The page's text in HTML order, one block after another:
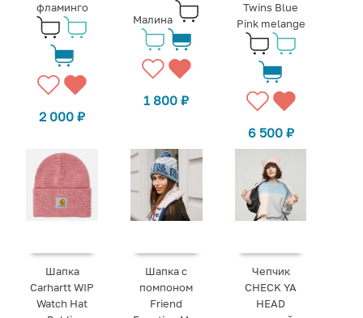
фламинго
2 000₽
Малина
1 800₽
Twins Blue
Pink melange
6 500 ₽
Шапка
Carhartt WIP
Watch Hat
Шапка с
помпоном
Friend
Чепчик
CHECK YA
HEAD